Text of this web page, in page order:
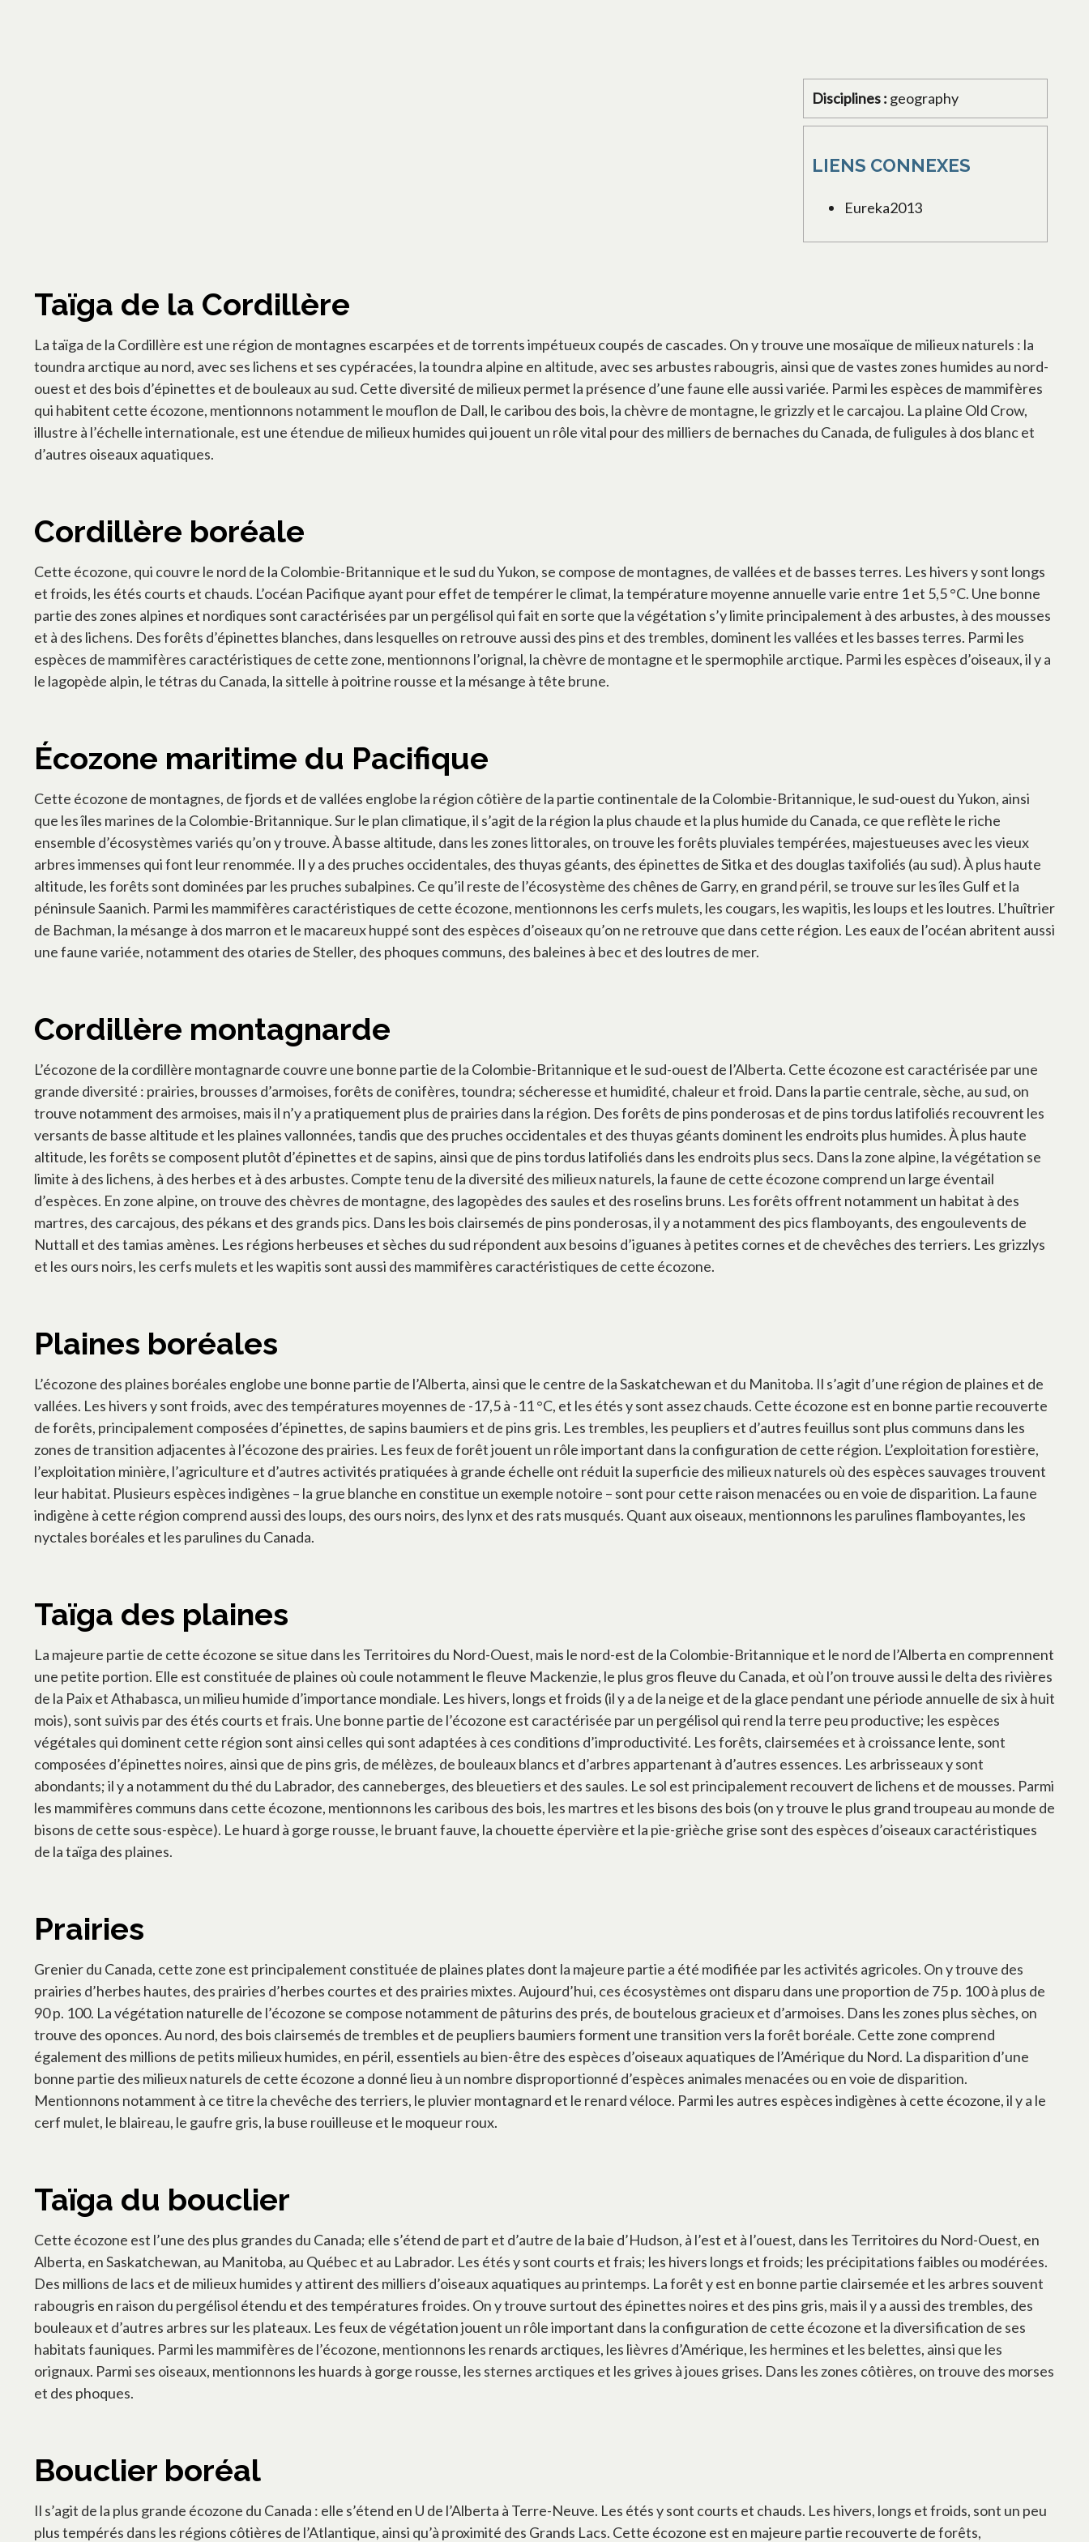
Disciplines : geography
LIENS CONNEXES
Eureka2013
Taïga de la Cordillère
La taïga de la Cordillère est une région de montagnes escarpées et de torrents impétueux coupés de cascades. On y trouve une mosaïque de milieux naturels : la
toundra arctique au nord, avec ses lichens et ses cypéracées, la toundra alpine en altitude, avec ses arbustes rabougris, ainsi que de vastes zones humides au nord-
ouest et des bois d’épinettes et de bouleaux au sud. Cette diversité de milieux permet la présence d’une faune elle aussi variée. Parmi les espèces de mammifères
qui habitent cette écozone, mentionnons notamment le mouflon de Dall, le caribou des bois, la chèvre de montagne, le grizzly et le carcajou. La plaine Old Crow,
illustre à l’échelle internationale, est une étendue de milieux humides qui jouent un rôle vital pour des milliers de bernaches du Canada, de fuligules à dos blanc et
d’autres oiseaux aquatiques.
Cordillère boréale
Cette écozone, qui couvre le nord de la Colombie-Britannique et le sud du Yukon, se compose de montagnes, de vallées et de basses terres. Les hivers y sont longs
et froids, les étés courts et chauds. L’océan Pacifique ayant pour effet de tempérer le climat, la température moyenne annuelle varie entre 1 et 5,5 °C. Une bonne
partie des zones alpines et nordiques sont caractérisées par un pergélisol qui fait en sorte que la végétation s’y limite principalement à des arbustes, à des mousses
et à des lichens. Des forêts d’épinettes blanches, dans lesquelles on retrouve aussi des pins et des trembles, dominent les vallées et les basses terres. Parmi les
espèces de mammifères caractéristiques de cette zone, mentionnons l’orignal, la chèvre de montagne et le spermophile arctique. Parmi les espèces d’oiseaux, il y a
le lagopède alpin, le tétras du Canada, la sittelle à poitrine rousse et la mésange à tête brune.
Écozone maritime du Pacifique
Cette écozone de montagnes, de fjords et de vallées englobe la région côtière de la partie continentale de la Colombie-Britannique, le sud-ouest du Yukon, ainsi
que les îles marines de la Colombie-Britannique. Sur le plan climatique, il s’agit de la région la plus chaude et la plus humide du Canada, ce que reflète le riche
ensemble d’écosystèmes variés qu’on y trouve. À basse altitude, dans les zones littorales, on trouve les forêts pluviales tempérées, majestueuses avec les vieux
arbres immenses qui font leur renommée. Il y a des pruches occidentales, des thuyas géants, des épinettes de Sitka et des douglas taxifoliés (au sud). À plus haute
altitude, les forêts sont dominées par les pruches subalpines. Ce qu’il reste de l’écosystème des chênes de Garry, en grand péril, se trouve sur les îles Gulf et la
péninsule Saanich. Parmi les mammifères caractéristiques de cette écozone, mentionnons les cerfs mulets, les cougars, les wapitis, les loups et les loutres. L’huîtrier
de Bachman, la mésange à dos marron et le macareux huppé sont des espèces d’oiseaux qu’on ne retrouve que dans cette région. Les eaux de l’océan abritent aussi
une faune variée, notamment des otaries de Steller, des phoques communs, des baleines à bec et des loutres de mer.
Cordillère montagnarde
L’écozone de la cordillère montagnarde couvre une bonne partie de la Colombie-Britannique et le sud-ouest de l’Alberta. Cette écozone est caractérisée par une
grande diversité : prairies, brousses d’armoises, forêts de conifères, toundra; sécheresse et humidité, chaleur et froid. Dans la partie centrale, sèche, au sud, on
trouve notamment des armoises, mais il n’y a pratiquement plus de prairies dans la région. Des forêts de pins ponderosas et de pins tordus latifoliés recouvrent les
versants de basse altitude et les plaines vallonnées, tandis que des pruches occidentales et des thuyas géants dominent les endroits plus humides. À plus haute
altitude, les forêts se composent plutôt d’épinettes et de sapins, ainsi que de pins tordus latifoliés dans les endroits plus secs. Dans la zone alpine, la végétation se
limite à des lichens, à des herbes et à des arbustes. Compte tenu de la diversité des milieux naturels, la faune de cette écozone comprend un large éventail
d’espèces. En zone alpine, on trouve des chèvres de montagne, des lagopèdes des saules et des roselins bruns. Les forêts offrent notamment un habitat à des
martres, des carcajous, des pékans et des grands pics. Dans les bois clairsemés de pins ponderosas, il y a notamment des pics flamboyants, des engoulevents de
Nuttall et des tamias amènes. Les régions herbeuses et sèches du sud répondent aux besoins d’iguanes à petites cornes et de chevêches des terriers. Les grizzlys
et les ours noirs, les cerfs mulets et les wapitis sont aussi des mammifères caractéristiques de cette écozone.
Plaines boréales
L’écozone des plaines boréales englobe une bonne partie de l’Alberta, ainsi que le centre de la Saskatchewan et du Manitoba. Il s’agit d’une région de plaines et de
vallées. Les hivers y sont froids, avec des températures moyennes de -17,5 à -11 °C, et les étés y sont assez chauds. Cette écozone est en bonne partie recouverte
de forêts, principalement composées d’épinettes, de sapins baumiers et de pins gris. Les trembles, les peupliers et d’autres feuillus sont plus communs dans les
zones de transition adjacentes à l’écozone des prairies. Les feux de forêt jouent un rôle important dans la configuration de cette région. L’exploitation forestière,
l’exploitation minière, l’agriculture et d’autres activités pratiquées à grande échelle ont réduit la superficie des milieux naturels où des espèces sauvages trouvent
leur habitat. Plusieurs espèces indigènes – la grue blanche en constitue un exemple notoire – sont pour cette raison menacées ou en voie de disparition. La faune
indigène à cette région comprend aussi des loups, des ours noirs, des lynx et des rats musqués. Quant aux oiseaux, mentionnons les parulines flamboyantes, les
nyctales boréales et les parulines du Canada.
Taïga des plaines
La majeure partie de cette écozone se situe dans les Territoires du Nord-Ouest, mais le nord-est de la Colombie-Britannique et le nord de l’Alberta en comprennent
une petite portion. Elle est constituée de plaines où coule notamment le fleuve Mackenzie, le plus gros fleuve du Canada, et où l’on trouve aussi le delta des rivières
de la Paix et Athabasca, un milieu humide d’importance mondiale. Les hivers, longs et froids (il y a de la neige et de la glace pendant une période annuelle de six à huit
mois), sont suivis par des étés courts et frais. Une bonne partie de l’écozone est caractérisée par un pergélisol qui rend la terre peu productive; les espèces
végétales qui dominent cette région sont ainsi celles qui sont adaptées à ces conditions d’improductivité. Les forêts, clairsemées et à croissance lente, sont
composées d’épinettes noires, ainsi que de pins gris, de mélèzes, de bouleaux blancs et d’arbres appartenant à d’autres essences. Les arbrisseaux y sont
abondants; il y a notamment du thé du Labrador, des canneberges, des bleuetiers et des saules. Le sol est principalement recouvert de lichens et de mousses. Parmi
les mammifères communs dans cette écozone, mentionnons les caribous des bois, les martres et les bisons des bois (on y trouve le plus grand troupeau au monde de
bisons de cette sous-espèce). Le huard à gorge rousse, le bruant fauve, la chouette épervière et la pie-grièche grise sont des espèces d’oiseaux caractéristiques
de la taïga des plaines.
Prairies
Grenier du Canada, cette zone est principalement constituée de plaines plates dont la majeure partie a été modifiée par les activités agricoles. On y trouve des
prairies d’herbes hautes, des prairies d’herbes courtes et des prairies mixtes. Aujourd’hui, ces écosystèmes ont disparu dans une proportion de 75 p. 100 à plus de
90 p. 100. La végétation naturelle de l’écozone se compose notamment de pâturins des prés, de boutelous gracieux et d’armoises. Dans les zones plus sèches, on
trouve des oponces. Au nord, des bois clairsemés de trembles et de peupliers baumiers forment une transition vers la forêt boréale. Cette zone comprend
également des millions de petits milieux humides, en péril, essentiels au bien-être des espèces d’oiseaux aquatiques de l’Amérique du Nord. La disparition d’une
bonne partie des milieux naturels de cette écozone a donné lieu à un nombre disproportionné d’espèces animales menacées ou en voie de disparition.
Mentionnons notamment à ce titre la chevêche des terriers, le pluvier montagnard et le renard véloce. Parmi les autres espèces indigènes à cette écozone, il y a le
cerf mulet, le blaireau, le gaufre gris, la buse rouilleuse et le moqueur roux.
Taïga du bouclier
Cette écozone est l’une des plus grandes du Canada; elle s’étend de part et d’autre de la baie d’Hudson, à l’est et à l’ouest, dans les Territoires du Nord-Ouest, en
Alberta, en Saskatchewan, au Manitoba, au Québec et au Labrador. Les étés y sont courts et frais; les hivers longs et froids; les précipitations faibles ou modérées.
Des millions de lacs et de milieux humides y attirent des milliers d’oiseaux aquatiques au printemps. La forêt y est en bonne partie clairsemée et les arbres souvent
rabougris en raison du pergélisol étendu et des températures froides. On y trouve surtout des épinettes noires et des pins gris, mais il y a aussi des trembles, des
bouleaux et d’autres arbres sur les plateaux. Les feux de végétation jouent un rôle important dans la configuration de cette écozone et la diversification de ses
habitats fauniques. Parmi les mammifères de l’écozone, mentionnons les renards arctiques, les lièvres d’Amérique, les hermines et les belettes, ainsi que les
orignaux. Parmi ses oiseaux, mentionnons les huards à gorge rousse, les sternes arctiques et les grives à joues grises. Dans les zones côtières, on trouve des morses
et des phoques.
Bouclier boréal
Il s’agit de la plus grande écozone du Canada : elle s’étend en U de l’Alberta à Terre-Neuve. Les étés y sont courts et chauds. Les hivers, longs et froids, sont un peu
plus tempérés dans les régions côtières de l’Atlantique, ainsi qu’à proximité des Grands Lacs. Cette écozone est en majeure partie recouverte de forêts,